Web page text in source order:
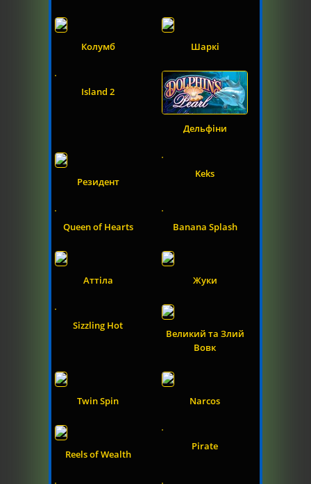
Колумб Шаркі
Island 2
Дельфіни
Резидент
Keks
Queen of Hearts Banana Splash
Аттіла Жуки
Sizzling Hot
Великий та Злий
Вовк
Twin Spin Narcos
Reels of Wealth
Pirate